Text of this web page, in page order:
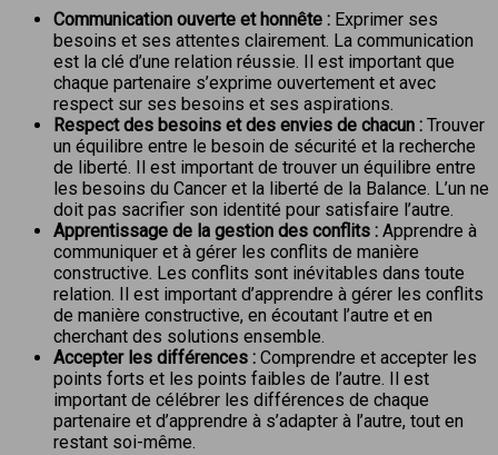
Communication ouverte et honnête : Exprimer ses
besoins et ses attentes clairement. La communication
est la clé d’une relation réussie. Il est important que
chaque partenaire s’exprime ouvertement et avec
respect sur ses besoins et ses aspirations.
Respect des besoins et des envies de chacun : Trouver
un équilibre entre le besoin de sécurité et la recherche
de liberté. Il est important de trouver un équilibre entre
les besoins du Cancer et la liberté de la Balance. L’un ne
doit pas sacrifier son identité pour satisfaire l’autre.
Apprentissage de la gestion des conflits : Apprendre à
communiquer et à gérer les conflits de manière
constructive. Les conflits sont inévitables dans toute
relation. Il est important d’apprendre à gérer les conflits
de manière constructive, en écoutant l’autre et en
cherchant des solutions ensemble.
Accepter les différences : Comprendre et accepter les
points forts et les points faibles de l’autre. Il est
important de célébrer les différences de chaque
partenaire et d’apprendre à s’adapter à l’autre, tout en
restant soi-même.